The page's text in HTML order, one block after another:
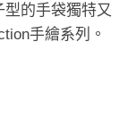
的手袋獨特又
手繪系列。